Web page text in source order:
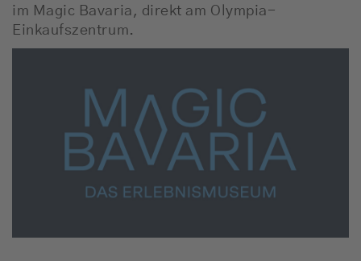
im Magic Bavaria, direkt am Olympia-
Einkaufszentrum.